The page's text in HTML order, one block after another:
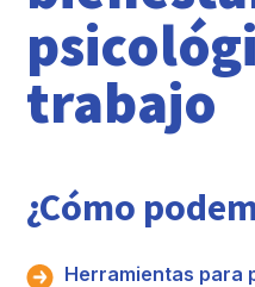
trabajo
¿Cómo
Herramientas para